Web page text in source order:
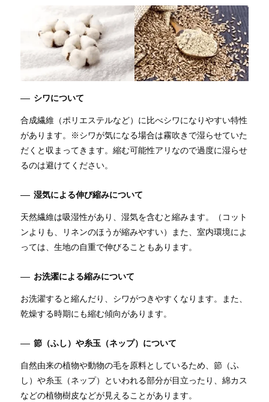
シワについて
合成繊維（ポリエステルなど）に比べシワになりやすい特性
があります。※シワが気になる場合は霧吹きで湿らせていた
だくと収まってきます。縮む可能性アリなので過度に湿らせ
るのは避けてください。
湿気による伸び縮みについて
天然繊維は吸湿性があり、湿気を含むと縮みます。（コット
ンよりも、リネンのほうが縮みやすい）また、室内環境によ
っては、生地の自重で伸びることもあります。
お洗濯による縮みについて
お洗濯すると縮んだり、シワがつきやすくなります。また、
乾燥する時期にも縮む傾向があります。
節（ふし）や糸玉（ネップ）について
自然由来の植物や動物の毛を原料としているため、節（ふ
し）や糸玉（ネップ）といわれる部分が目立ったり、綿カス
などの植物樹皮などが見えることがあります。